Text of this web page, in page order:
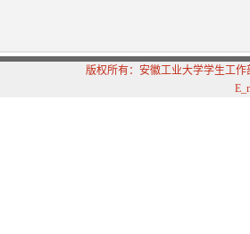
版权所有：安徽工业大学学生工